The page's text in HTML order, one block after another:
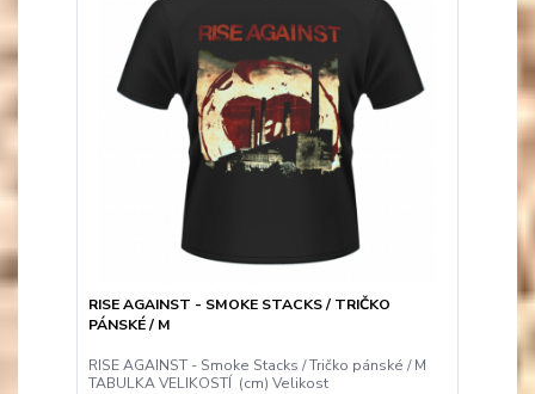
RISE AGAINST - SMOKE STACKS / TRIČKO
PÁNSKÉ / M
RISE AGAINST - Smoke Stacks / Tričko pánské / M
TABULKA VELIKOSTÍ (cm) Velikost